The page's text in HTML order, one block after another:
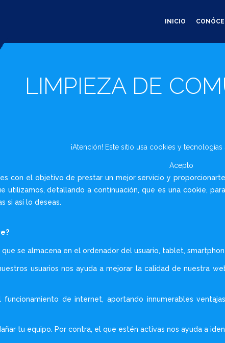
INICIO
LIMPIEZA DE
¡Atención! Este sitio usa cookies y tecnologías
Acepto
con el objetivo de prestar un mejor servicio y
utilizamos, detallando a continuación, que es una cookie,
si así lo deseas.
que se almacena en el ordenador del usuario, tablet,
usuarios nos ayuda a mejorar la calidad de nuestra
funcionamiento de internet, aportando innumerables
tu equipo. Por contra, el que estén activas nos ayuda a